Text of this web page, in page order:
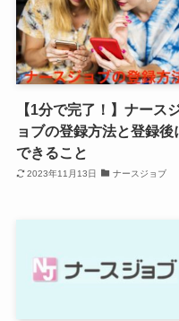
【1分で完了！】ナース
ョブの登録方法と登録後
できること
2023年11月13日 ナースジョブ